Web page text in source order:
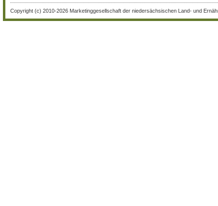
Copyright (c) 2010-2026 Marketinggesellschaft der niedersächsischen Land- und